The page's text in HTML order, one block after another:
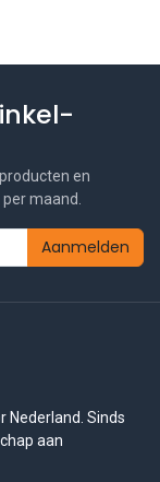
en
maand.
Aanmelden
Nederland. Sinds
aan